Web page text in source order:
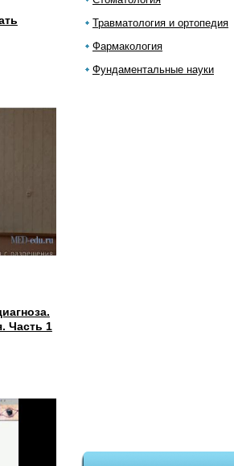
Травматология и ортопедия
Фармакология
Фундаментальные науки
Часть 1